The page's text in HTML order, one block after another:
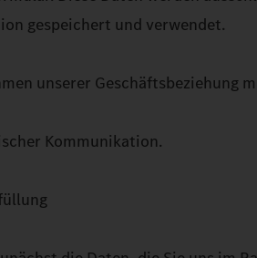
gespeichert und verwendet.
unserer Geschäftsbeziehung
Kommunikation.